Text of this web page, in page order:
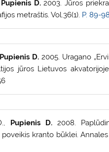
Pupienis D.2003. Jūros
metraštis. Vol.36(1). P. 89-
Pupienis D. 2005. Uragano
jūros Lietuvos
Pupienis D.2008.
kranto būklei.